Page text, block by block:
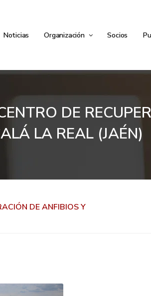
Noticias Organización Socios
DE
LA REAL (JAÉN)
DE ANFIBIOS Y